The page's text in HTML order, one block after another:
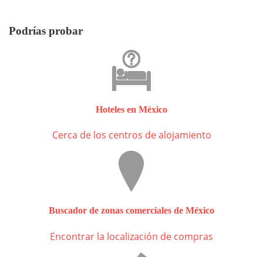
Podrías probar
Hoteles en México
Cerca de los centros de alojamiento
Buscador de zonas comerciales de México
Encontrar la localización de compras